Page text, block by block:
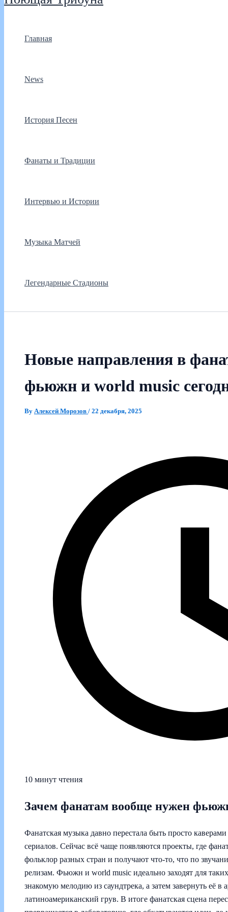
Главная
News
История Песен
Фанаты и Традиции
Интервью и Истории
Музыка Матчей
Легендарные Стадионы
Новые направления в
фьюжн и world music
By Алексей Морозов / 22 декабря, 2025
10 минут чтения
Зачем фанатам вообще нужен
Фанатская музыка давно перестала быть просто
сериалов. Сейчас всё чаще появляются проекты, где
фольклор разных стран и получают что-то, что по
релизам. Фьюжн и world music идеально заходят для
знакомую мелодию из саундтрека, а затем завернуть её
латиноамериканский грув. В итоге фанатская сцена